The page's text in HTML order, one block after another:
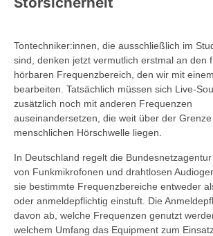
Tontechniker:innen, die ausschließlich im
sind, denken jetzt vermutlich erstmal an den
hörbaren Frequenzbereich, den wir mit
bearbeiten. Tatsächlich müssen sich Live-
zusätzlich noch mit anderen Frequenzen
auseinandersetzen, die weit über der
menschlichen Hörschwelle liegen.
In Deutschland regelt die
von Funkmikrofonen und drahtlosen
sie bestimmte Frequenzbereiche entweder
oder anmeldepflichtig einstuft. Die
davon ab, welche Frequenzen genutzt
welchem Umfang das Equipment zum